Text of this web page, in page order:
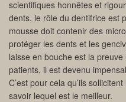
scientifiques honnêtes et
dents, le rôle du dentifrice est
mousse doit contenir des
protéger les dents et les
laisse en bouche est la
patients, il est devenu
C’est pour cela qu’ils
savoir lequel est le meilleur.